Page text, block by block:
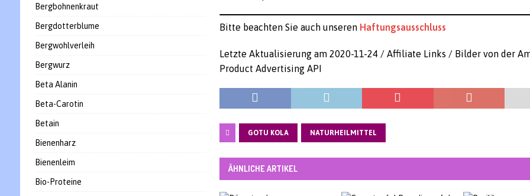
Bitte beachten Sie auch unseren Haftungsausschluss
Letzte Aktualisierung am 2020-11-24 / Affiliate Links / Bilder von der
Product Advertising API
GOTU KOLA NATURHEILMITTEL
ÄHNLICHE ARTIKEL
Bergbohnenkraut
Bergdotterblume
Bergwohlverleih
Bergwurz
Beta Alanin
Beta-Carotin
Betain
Bienenharz
Bienenleim
Bio-Proteine